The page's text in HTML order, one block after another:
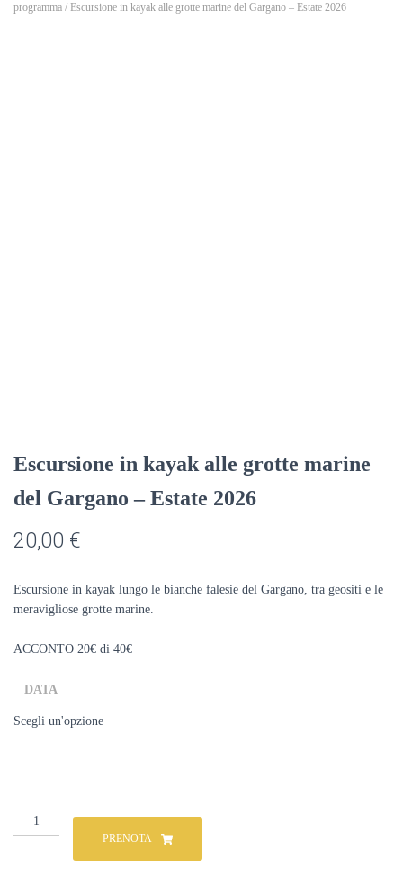
programma / Escursione in kayak alle grotte marine del Gargano – Estate 2026
Escursione in kayak alle grotte marine
del Gargano – Estate 2026
20,00 €
Escursione in kayak lungo le bianche falesie del Gargano, tra geositi e le
meravigliose grotte marine.
ACCONTO 20€ di 40€
DATA
Escursione
in
PRENOTA